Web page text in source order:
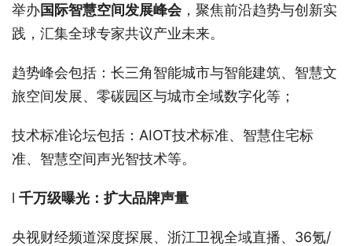
举办国际智慧空间发展峰会，聚焦前沿趋势与创新实
践，汇集全球专家共议产业未来。
趋势峰会包括：长三角智能城市与智能建筑、智慧文
旅空间发展、零碳园区与城市全域数字化等；
技术标准论坛包括：AIOT技术标准、智慧住宅标
准、智慧空间声光智技术等。
l 千万级曝光：扩大品牌声量
央视财经频道深度探展、浙江卫视全域直播、36氪/